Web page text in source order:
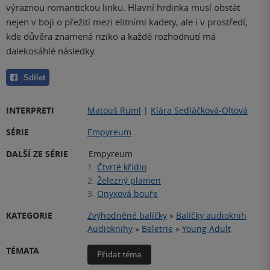
výraznou romantickou linku. Hlavní hrdinka musí obstát
nejen v boji o přežití mezi elitními kadety, ale i v prostředí,
kde důvěra znamená riziko a každé rozhodnutí má
dalekosáhlé následky.
Sdílet
INTERPRETI Matouš Ruml | Klára Sedláčková-Oltová
SÉRIE
Empyreum
DALŠÍ ZE SÉRIE
Empyreum
1. Čtvrté křídlo
2. Železný plamen
3. Onyxová bouře
KATEGORIE
Zvýhodněné balíčky » Balíčky audioknih
Audioknihy » Beletrie » Young Adult
TÉMATA
Přidat téma